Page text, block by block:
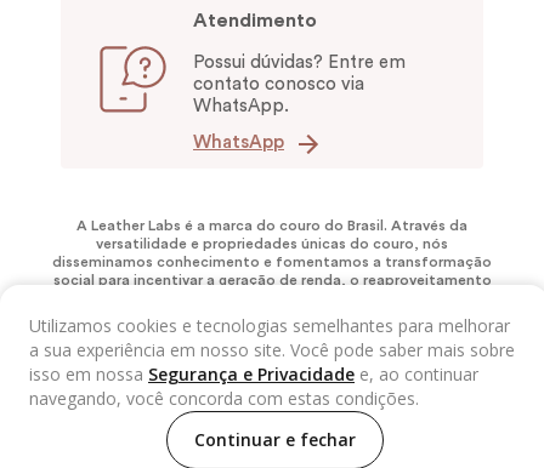
Utilizamos cookies e tecnologias semelhantes para melhorar
a sua experiência em nosso site. Você pode saber mais sobre
isso em nossa Segurança e Privacidade e, ao continuar
navegando, você concorda com estas condições.
Continuar e fechar
Atendimento
Possui dúvidas? Entre em
contato conosco via
WhatsApp.
WhatsApp
A Leather Labs é a marca do couro do Brasil. Através da
versatilidade e propriedades únicas do couro, nós
disseminamos conhecimento e fomentamos a transformação
social para incentivar a geração de renda, o reaproveitamento